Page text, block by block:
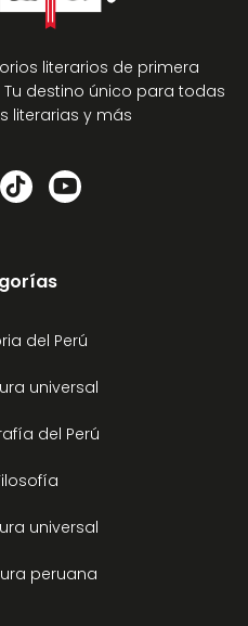
literarios de primera
destino único para todas
literarias y más
del Perú
universal
del Perú
universal
peruana